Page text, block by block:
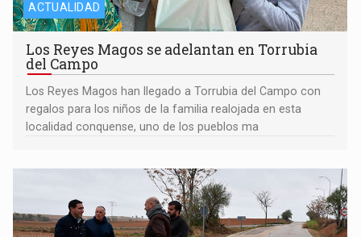
ACTUALIDAD
Los Reyes Magos se adelantan en Torrubia
del Campo
Los Reyes Magos han llegado a Torrubia del Campo con
regalos para los niños de la familia realojada en esta
localidad conquense, uno de los pueblos ma